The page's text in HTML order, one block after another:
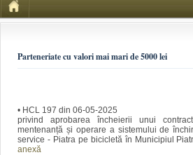
Parteneriate cu valori mai mari de 5000 lei
• HCL 197 din 06-05-2025
privind aprobarea încheierii unui
mentenanță și operare a sistemului de
service - Piatra pe bicicletă în Municipiul
anexă